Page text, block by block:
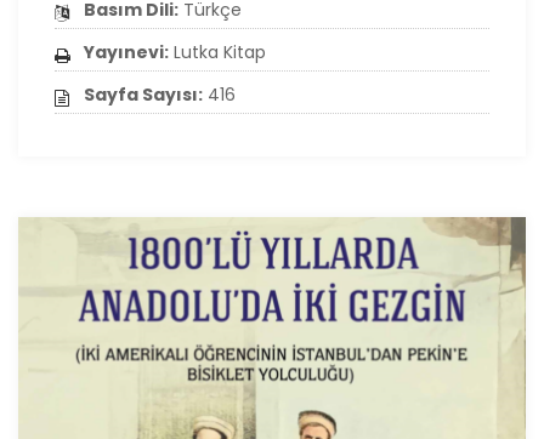
Basım Dili: Türkçe
Yayınevi: Lutka Kitap
Sayfa Sayısı: 416